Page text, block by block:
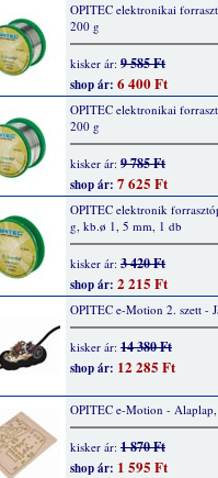
OPITEC elektronikai
200 g
kisker ár: 9 585 Ft
shop ár: 6 400 Ft
OPITEC elektronikai
200 g
kisker ár: 9 785 Ft
shop ár: 7 625 Ft
OPITEC elektronik
g, kb.ø 1, 5 mm, 1 db
kisker ár: 3 420 Ft
shop ár: 2 215 Ft
OPITEC e-Motion 2. szett -
kisker ár: 14 380 Ft
shop ár: 12 285 Ft
OPITEC e-Motion -
kisker ár: 1 870 Ft
shop ár: 1 595 Ft